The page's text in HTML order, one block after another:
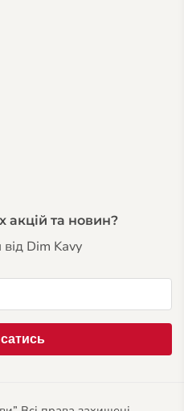
акцій та новин?
Dim Kavy